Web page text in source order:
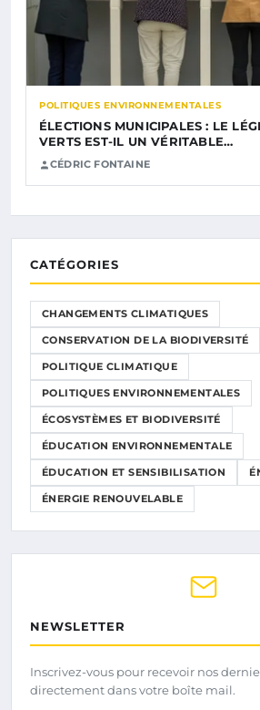
POLITIQUES ENVIRONNEMENTALES
ÉLECTIONS MUNICIPALES : LE
VERTS EST-IL UN VÉRITABLE…
CÉDRIC FONTAINE
CATÉGORIES
CHANGEMENTS CLIMATIQUES
CONSERVATION DE LA BIODIVERSITÉ
POLITIQUE CLIMATIQUE
POLITIQUES ENVIRONNEMENTALES
ÉCOSYSTÈMES ET BIODIVERSITÉ
ÉDUCATION ENVIRONNEMENTALE
ÉDUCATION ET SENSIBILISATION
ÉNERGIE RENOUVELABLE
NEWSLETTER
Inscrivez-vous pour recevoir nos
directement dans votre boîte mail.